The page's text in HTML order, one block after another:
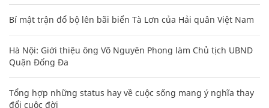
Bí mật trận đổ bộ lên bãi biển Tà Lơn của Hải quân Việt Nam
Hà Nội: Giới thiệu ông Võ Nguyên Phong làm Chủ tịch UBND
Quận Đống Đa
Tổng hợp những status hay về cuộc sống mang ý nghĩa thay
đổi cuộc đời